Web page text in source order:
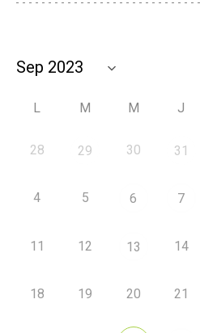
L M M J
28 29 30 31
4 5 6 7
11 12 13 14
18 19 20 21